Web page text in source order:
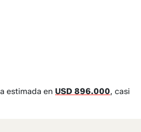
estimada en USD 896.000, casi